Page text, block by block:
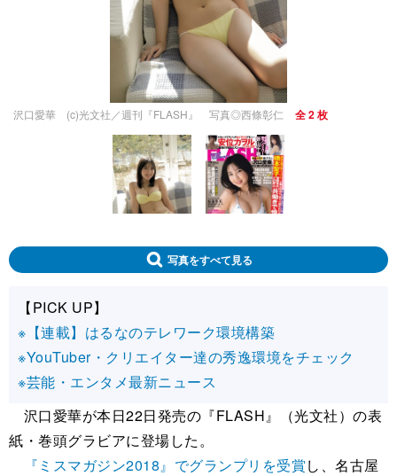
沢口愛華 (c)光文社／週刊『FLASH』 写真◎西條彰仁 全 2 枚
写真をすべて見る
【PICK UP】
※【連載】はるなのテレワーク環境構築
※YouTuber・クリエイター達の秀逸環境をチェック
※芸能・エンタメ最新ニュース
沢口愛華が本日22日発売の『FLASH』（光文社）の表
紙・巻頭グラビアに登場した。
『ミスマガジン2018』でグランプリを受賞し、名古屋